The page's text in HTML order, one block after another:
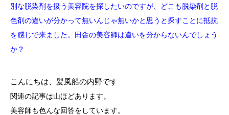
別な脱染剤を扱う美容院を探したいのですが、どこも脱染剤と脱
色剤の違いが分かって無いんじゃ無いかと思うと探すことに抵抗
を感じで来ました。 田舎の美容師は違いを分からないんでしょう
か？
こんにちは、髪風船の内野です
関連の記事は山ほどあります。
美容師も色んな回答をしています。